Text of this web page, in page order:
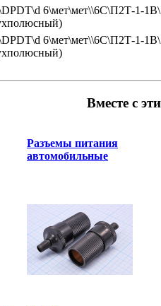
6\мет\мет\\6C\П2Т-1-1В\
6\мет\мет\\6C\П2Т-1-1В\
Вместе с
Разъемы питания
автомобильные